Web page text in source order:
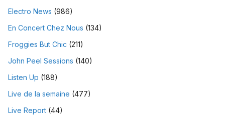
Electro News (986)
En Concert Chez Nous (134)
Froggies But Chic (211)
John Peel Sessions (140)
Listen Up (188)
Live de la semaine (477)
Live Report (44)